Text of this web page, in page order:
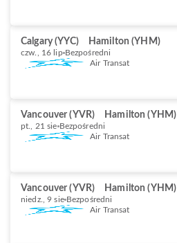
Calgary (YYC) Hamilton (YHM)
czw., 16 lip Bezpośredni
Air Transat
Vancouver (YVR) Hamilton (YHM)
pt., 21 sie Bezpośredni
Air Transat
Vancouver (YVR) Hamilton (YHM)
niedz., 9 sie Bezpośredni
Air Transat